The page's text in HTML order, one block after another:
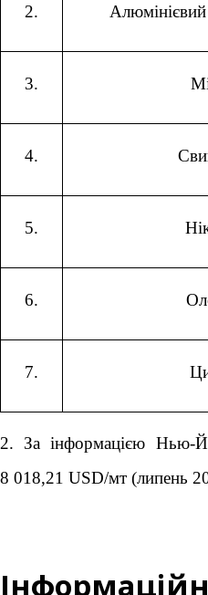
2.
3.
4.
5.
6.
7.
2. За інформацією Нью-
8 018,21 USD/мт (липень